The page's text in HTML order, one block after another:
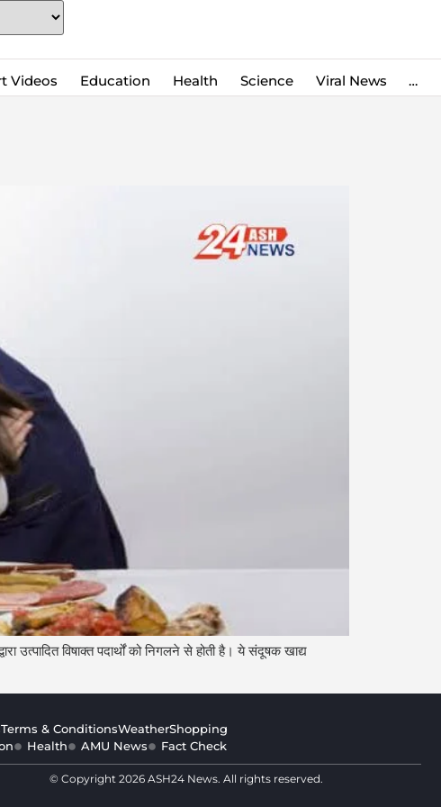
Videos Education Health Science Viral News …
विषाक्त पदार्थों को निगलने से होती है। ये संदूषक खाद्य
Terms & ConditionsWeatherShopping
Health AMU News Fact Check
© Copyright 2026 ASH24 News. All rights reserved.